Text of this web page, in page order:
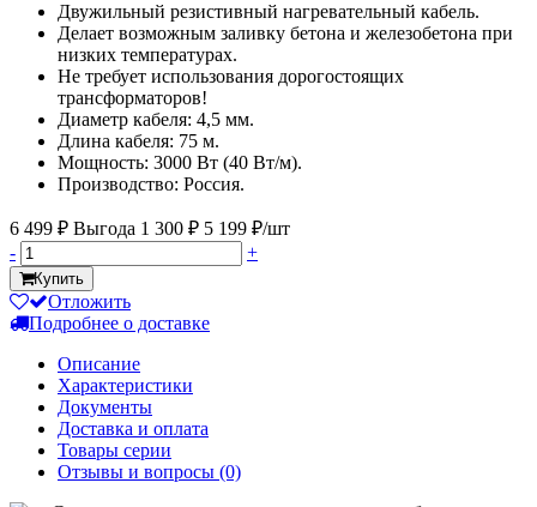
Двужильный резистивный нагревательный кабель.
Делает возможным заливку бетона и железобетона при
низких температурах.
Не требует использования дорогостоящих
трансформаторов!
Диаметр кабеля: 4,5 мм.
Длина кабеля: 75 м.
Мощность: 3000 Вт (40 Вт/м).
Производство: Россия.
6 499 ₽ Выгода 1 300 ₽ 5 199 ₽/шт
-
+
Купить
Отложить
Подробнее о доставке
Описание
Характеристики
Документы
Доставка и оплата
Товары серии
Отзывы и вопросы (0)